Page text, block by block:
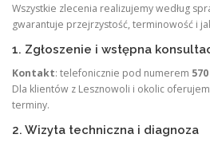
Wszystkie zlecenia realizujemy według
gwarantuje przejrzystość, terminowość i
1. Zgłoszenie i wstępna
Kontakt: telefonicznie pod numerem
Dla klientów z Lesznowoli i okolic
terminy.
2. Wizyta techniczna i diagnoza